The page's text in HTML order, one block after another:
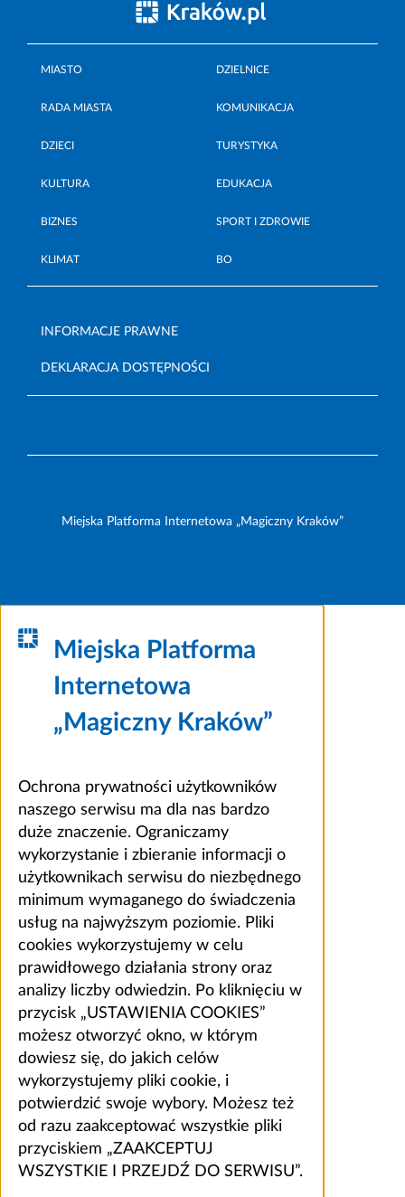
MIASTO DZIELNICE
RADA MIASTA KOMUNIKACJA
DZIECI TURYSTYKA
KULTURA EDUKACJA
BIZNES SPORT I ZDROWIE
KLIMAT BO
INFORMACJE PRAWNE
DEKLARACJA DOSTĘPNOŚCI
Miejska Platforma Internetowa „Magiczny Kraków”
Miejska Platforma
Internetowa
„Magiczny Kraków”
Ochrona prywatności użytkowników
naszego serwisu ma dla nas bardzo
duże znaczenie. Ograniczamy
wykorzystanie i zbieranie informacji o
użytkownikach serwisu do niezbędnego
minimum wymaganego do świadczenia
usług na najwyższym poziomie. Pliki
cookies wykorzystujemy w celu
prawidłowego działania strony oraz
analizy liczby odwiedzin. Po kliknięciu w
przycisk „USTAWIENIA COOKIES”
możesz otworzyć okno, w którym
dowiesz się, do jakich celów
wykorzystujemy pliki cookie, i
potwierdzić swoje wybory. Możesz też
od razu zaakceptować wszystkie pliki
przyciskiem „ZAAKCEPTUJ
WSZYSTKIE I PRZEJDŹ DO SERWISU”.